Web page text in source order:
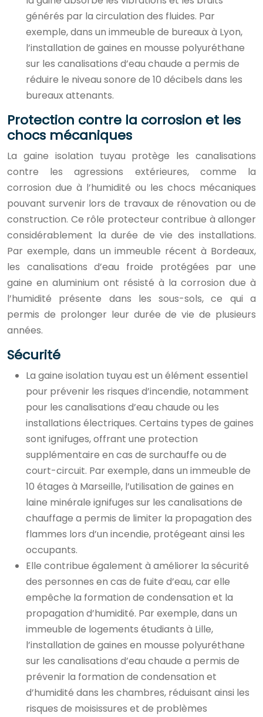
générés par la circulation des fluides. Par
exemple, dans un immeuble de bureaux à Lyon,
l’installation de gaines en mousse polyuréthane
sur les canalisations d’eau chaude a permis de
réduire le niveau sonore de 10 décibels dans les
bureaux attenants.
Protection contre la corrosion et les
chocs mécaniques
La gaine isolation tuyau protège les canalisations
contre les agressions extérieures, comme la
corrosion due à l’humidité ou les chocs mécaniques
pouvant survenir lors de travaux de rénovation ou de
construction. Ce rôle protecteur contribue à allonger
considérablement la durée de vie des installations.
Par exemple, dans un immeuble récent à Bordeaux,
les canalisations d’eau froide protégées par une
gaine en aluminium ont résisté à la corrosion due à
l’humidité présente dans les sous-sols, ce qui a
permis de prolonger leur durée de vie de plusieurs
années.
Sécurité
La gaine isolation tuyau est un élément essentiel
pour prévenir les risques d’incendie, notamment
pour les canalisations d’eau chaude ou les
installations électriques. Certains types de gaines
sont ignifuges, offrant une protection
supplémentaire en cas de surchauffe ou de
court-circuit. Par exemple, dans un immeuble de
10 étages à Marseille, l’utilisation de gaines en
laine minérale ignifuges sur les canalisations de
chauffage a permis de limiter la propagation des
flammes lors d’un incendie, protégeant ainsi les
occupants.
Elle contribue également à améliorer la sécurité
des personnes en cas de fuite d’eau, car elle
empêche la formation de condensation et la
propagation d’humidité. Par exemple, dans un
immeuble de logements étudiants à Lille,
l’installation de gaines en mousse polyuréthane
sur les canalisations d’eau chaude a permis de
prévenir la formation de condensation et
d’humidité dans les chambres, réduisant ainsi les
risques de moisissures et de problèmes